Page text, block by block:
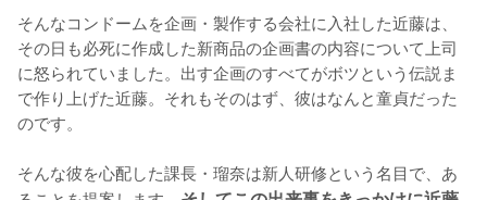
そんなコンドームを企画・製作する会社に入社した近藤は、
その日も必死に作成した新商品の企画書の内容について上司
に怒られていました。出す企画のすべてがボツという伝説ま
で作り上げた近藤。それもそのはず、彼はなんと童貞だった
のです。
そんな彼を心配した課長・瑠奈は新人研修という名目で、あ